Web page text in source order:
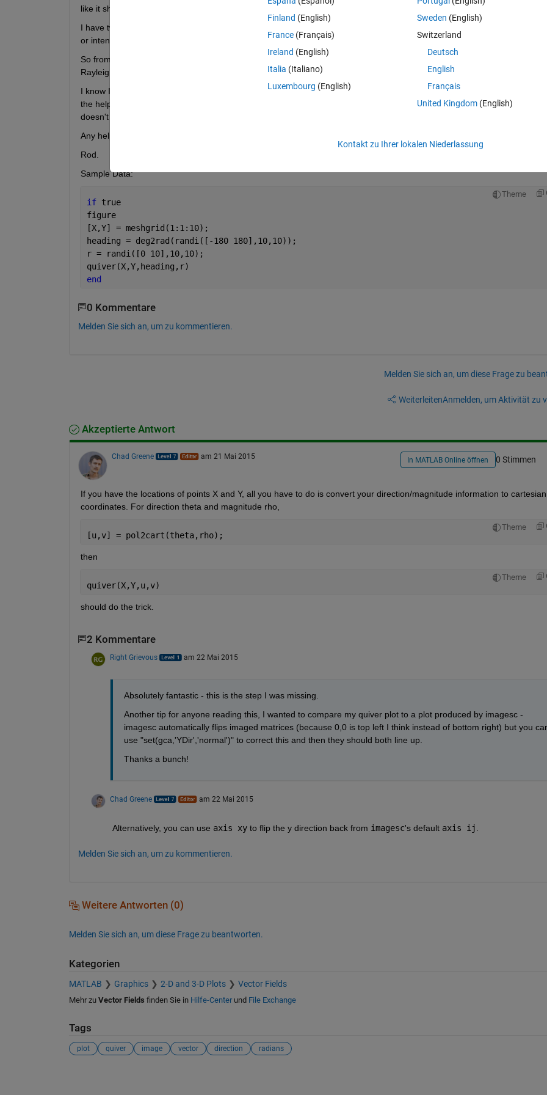
like it should and any changes I make just seem to result in random results.
I have two matrices, one contains heading direction in radians, the other contains the strength of this heading/vector
or intensity.
So from these I have X, Y, direction (in radians) and something that could be considered analogous to velocity (actually
Rayleigh vector lengths).
I know I should be able to plot this data using Quiver but I don't seem to understand how the inputs work. I have looked
the help and doc information but they keep using examples generated from sin or cos applied to a matrix, which really
doesn't help me understand the inputs any better.
Any help would be massively appreciated.
Rod.
Sample Data:
Theme
if true
figure
[X,Y] = meshgrid(1:1:10);
heading = deg2rad(randi([-180 180],10,10));
r = randi([0 10],10,10);
quiver(X,Y,heading,r)
end
0 Kommentare
Melden Sie sich an, um zu kommentieren.
Melden Sie sich an, um diese Frage zu
WeiterleitenAnmelden, um Aktivität zu
Akzeptierte Antwort
Chad Greene am 21 Mai 2015 In MATLAB Online öffnen 0 Stimmen
If you have the locations of points X and Y, all you have to do is convert your direction/magnitude information to cartesian
coordinates. For direction theta and magnitude rho,
Theme
[u,v] = pol2cart(theta,rho);
then
Theme
quiver(X,Y,u,v)
should do the trick.
2 Kommentare
Right Grievous am 22 Mai 2015
Absolutely fantastic - this is the step I was missing.
Another tip for anyone reading this, I wanted to compare my quiver plot to a plot produced by imagesc -
imagesc automatically flips imaged matrices (because 0,0 is top left I think instead of bottom right) but you
use "set(gca,'YDir','normal')" to correct this and then they should both line up.
Thanks a bunch!
Chad Greene am 22 Mai 2015
Alternatively, you can use axis xy to flip the y direction back from imagesc's default axis ij.
Melden Sie sich an, um zu kommentieren.
Weitere Antworten (0)
Melden Sie sich an, um diese Frage zu beantworten.
Kategorien
MATLAB Graphics 2-D and 3-D Plots Vector Fields
Mehr zu Vector Fields finden Sie in Hilfe-Centerund File Exchange
Tags
plot quiver image vector direction radians
Finland (English)
France (Français)
Ireland (English)
Italia (Italiano)
Luxembourg (English)
Sweden (English)
Switzerland
Deutsch
English
Français
United Kingdom(English)
Kontakt zu Ihrer lokalen Niederlassung